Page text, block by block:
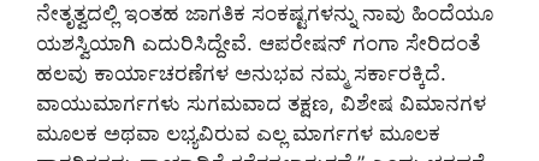
ನೇತೃತ್ವದಲ್ಲಿ ಇಂತಹ ಜಾಗತಿಕ ಸಂಕಷ್ಟಗಳನ್ನು ನಾವು ಹಿಂದೆಯೂ
ಯಶಸ್ವಿಯಾಗಿ ಎದುರಿಸಿದ್ದೇವೆ. ಆಪರೇಷನ್ ಗಂಗಾ ಸೇರಿದಂತೆ
ಹಲವು ಕಾರ್ಯಾಚರಣೆಗಳ ಅನುಭವ ನಮ್ಮ ಸರ್ಕಾರಕ್ಕಿದೆ.
ವಾಯುಮಾರ್ಗಗಳು ಸುಗಮವಾದ ತಕ್ಷಣ, ವಿಶೇಷ ವಿಮಾನಗಳ
ಮೂಲಕ ಅಥವಾ ಲಭ್ಯವಿರುವ ಎಲ್ಲ ಮಾರ್ಗಗಳ ಮೂಲಕ